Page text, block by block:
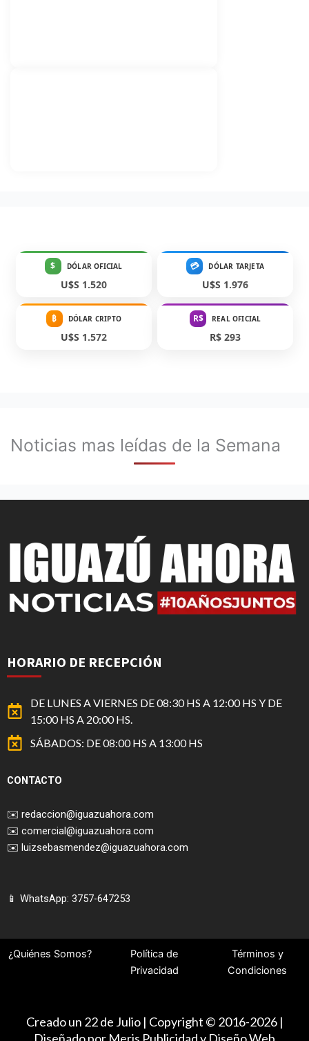
$ DÓLAR OFICIAL
U$S 1.520
💳 DÓLAR TARJETA
U$S 1.976
₿ DÓLAR CRIPTO
U$S 1.572
R$ REAL OFICIAL
R$ 293
Noticias mas leídas de la Semana
HORARIO DE RECEPCIÓN
DE LUNES A VIERNES DE 08:30 HS A 12:00 HS Y DE
15:00 HS A 20:00 HS.
SÁBADOS: DE 08:00 HS A 13:00 HS
CONTACTO
✉️ redaccion@iguazuahora.com
✉️ comercial@iguazuahora.com
✉️ luizsebasmendez@iguazuahora.com
📱 WhatsApp: 3757-647253
¿Quiénes Somos?
Política de
Privacidad
Términos y
Condiciones
Creado un 22 de Julio | Copyright © 2016-2026 |